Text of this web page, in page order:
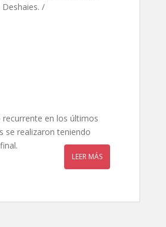
/
en los últimos
se realizaron teniendo
LEER MÁS